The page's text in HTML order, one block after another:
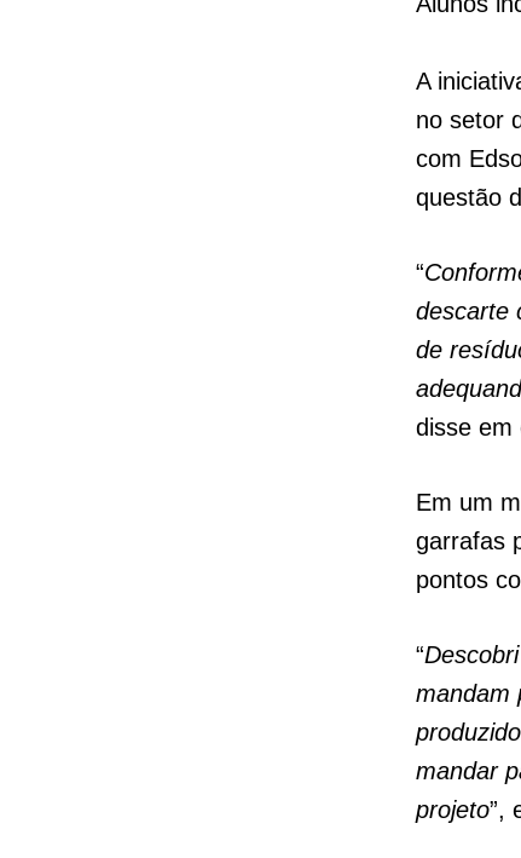
A
no setor
com
questão
“
descarte
de
disse em
Em um
garrafas
pontos
“
mandam
mandar
projeto”,